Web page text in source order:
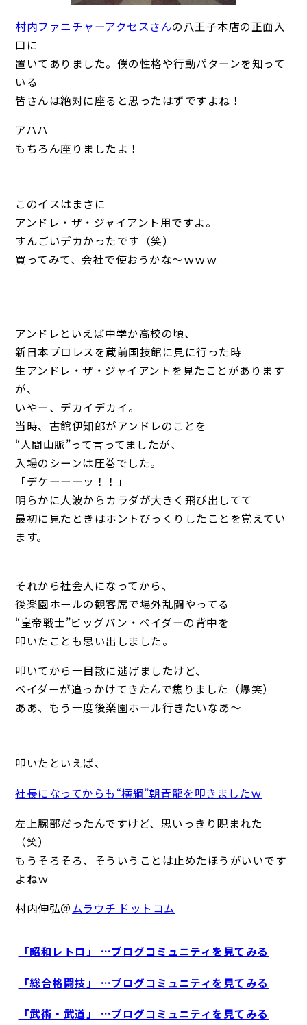
村内ファニチャーアクセスさんの八王子本店の正面入
口に
置いてありました。僕の性格や行動パターンを知って
いる
皆さんは絶対に座ると思ったはずですよね！
アハハ
もちろん座りましたよ！
このイスはまさに
アンドレ・ザ・ジャイアント用ですよ。
すんごいデカかったです（笑）
買ってみて、会社で使おうかな～ｗｗｗ
アンドレといえば中学か高校の頃、
新日本プロレスを蔵前国技館に見に行った時
生アンドレ・ザ・ジャイアントを見たことがあります
が、
いやー、デカイデカイ。
当時、古館伊知郎がアンドレのことを
“人間山脈”って言ってましたが、
入場のシーンは圧巻でした。
「デケーーーッ！！」
明らかに人波からカラダが大きく飛び出してて
最初に見たときはホントびっくりしたことを覚えてい
ます。
それから社会人になってから、
後楽園ホールの観客席で場外乱闘やってる
“皇帝戦士”ビッグバン・ベイダーの背中を
叩いたことも思い出しました。
叩いてから一目散に逃げましたけど、
ベイダーが追っかけてきたんで焦りました（爆笑）
ああ、もう一度後楽園ホール行きたいなあ～
叩いたといえば、
社長になってからも“横綱”朝青龍を叩きましたｗ
左上腕部だったんですけど、思いっきり睨まれた
（笑）
もうそろそろ、そういうことは止めたほうがいいです
よねｗ
村内伸弘＠ムラウチ ドットコム
「昭和レトロ」 …ブログコミュニティを見てみる
「総合格闘技」 …ブログコミュニティを見てみる
「武術・武道」 …ブログコミュニティを見てみる